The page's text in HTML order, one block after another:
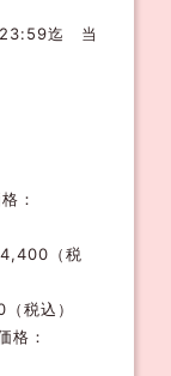
23:59迄 当
：
（税
税込）
格：